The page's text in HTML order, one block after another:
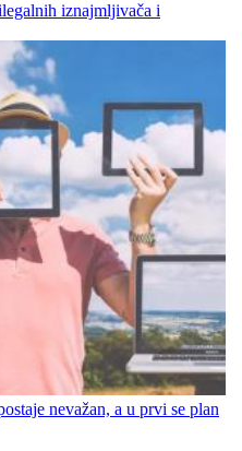
iznajmljivača i
nevažan, a u prvi se plan